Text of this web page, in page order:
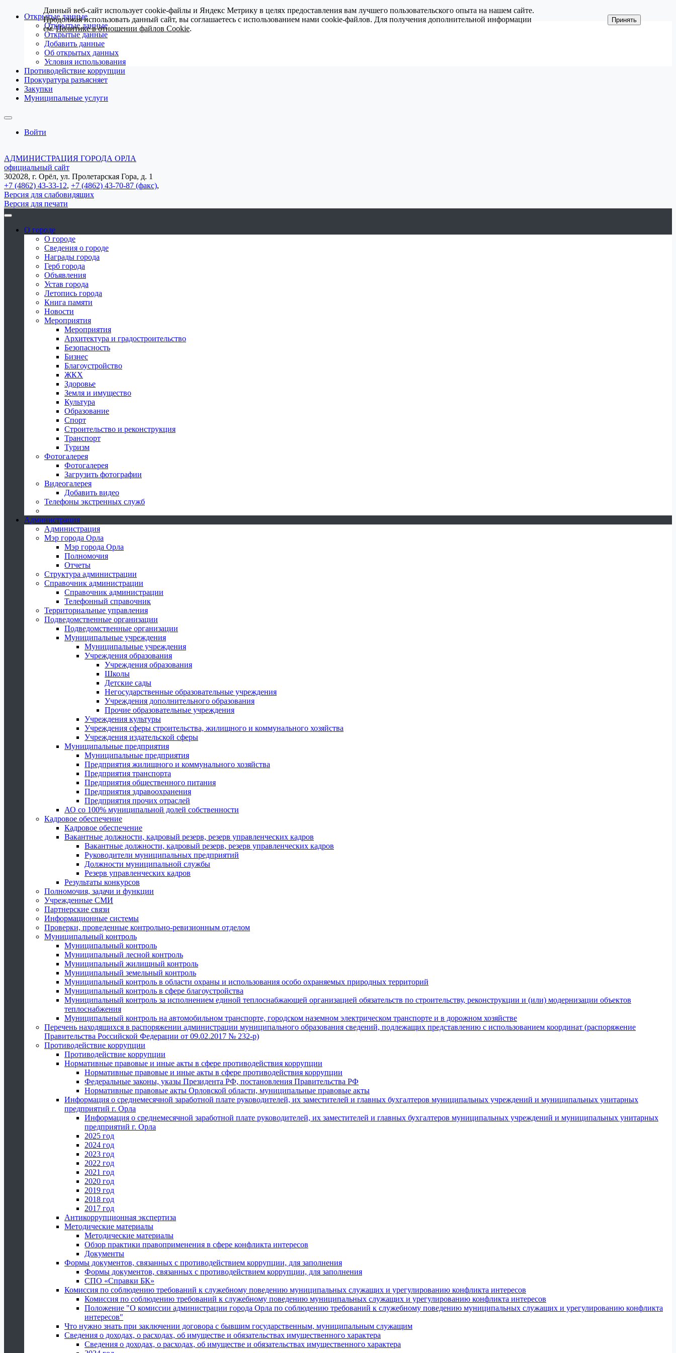
Открытые данные
Открытые данные
Открытые данные
Добавить данные
Об открытых данных
Условия использования
Противодействие коррупции
Прокуратура разъясняет
Закупки
Муниципальные услуги
Войти
АДМИНИСТРАЦИЯ ГОРОДА ОРЛА
официальный сайт
302028, г. Орёл, ул. Пролетарская Гора, д. 1
+7 (4862) 43-33-12, +7 (4862) 43-70-87 (факс),
Версия для слабовидящих
Версия для печати
О городе
О городе
Сведения о городе
Награды города
Герб города
Объявления
Устав города
Летопись города
Книга памяти
Новости
Мероприятия
Мероприятия
Архитектура и градостроительство
Безопасность
Бизнес
Благоустройство
ЖКХ
Здоровье
Земля и имущество
Культура
Образование
Спорт
Строительство и реконструкция
Транспорт
Туризм
Фотогалерея
Фотогалерея
Загрузить фотографии
Видеогалерея
Добавить видео
Телефоны экстренных служб
Администрация
Администрация
Мэр города Орла
Мэр города Орла
Полномочия
Отчеты
Структура администрации
Справочник администрации
Справочник администрации
Телефонный справочник
Территориальные управления
Подведомственные организации
Подведомственные организации
Муниципальные учреждения
Муниципальные учреждения
Учреждения образования
Учреждения образования
Школы
Детские сады
Негосударственные образовательные учреждения
Учреждения дополнительного образования
Прочие образовательные учреждения
Учреждения культуры
Учреждения сферы строительства, жилищного и коммунального хозяйства
Учреждения издательской сферы
Муниципальные предприятия
Муниципальные предприятия
Предприятия жилищного и коммунального хозяйства
Предприятия транспорта
Предприятия общественного питания
Предприятия здравоохранения
Предприятия прочих отраслей
АО со 100% муниципальной долей собственности
Кадровое обеспечение
Кадровое обеспечение
Вакантные должности, кадровый резерв, резерв управленческих кадров
Вакантные должности, кадровый резерв, резерв управленческих кадров
Руководители муниципальных предприятий
Должности муниципальной службы
Резерв управленческих кадров
Результаты конкурсов
Полномочия, задачи и функции
Учрежденные СМИ
Партнерские связи
Информационные системы
Проверки, проведенные контрольно-ревизионным отделом
Муниципальный контроль
Муниципальный контроль
Муниципальный лесной контроль
Муниципальный жилищный контроль
Муниципальный земельный контроль
Муниципальный контроль в области охраны и использования особо охраняемых природных территорий
Муниципальный контроль в сфере благоустройства
Муниципальный контроль за исполнением единой теплоснабжающей организацией обязательств по строительству, реконструкции и (или) модернизации объектов
теплоснабжения
Муниципальный контроль на автомобильном транспорте, городском наземном электрическом транспорте и в дорожном хозяйстве
Перечень находящихся в распоряжении администрации муниципального образования сведений, подлежащих представлению с использованием координат (распоряжение
Правительства Российской Федерации от 09.02.2017 № 232-р)
Противодействие коррупции
Противодействие коррупции
Нормативные правовые и иные акты в сфере противодействия коррупции
Нормативные правовые и иные акты в сфере противодействия коррупции
Федеральные законы, указы Президента РФ, постановления Правительства РФ
Нормативные правовые акты Орловской области, муниципальные правовые акты
Информация о среднемесячной заработной плате руководителей, их заместителей и главных бухгалтеров муниципальных учреждений и муниципальных унитарных
предприятий г. Орла
Информация о среднемесячной заработной плате руководителей, их заместителей и главных бухгалтеров муниципальных учреждений и муниципальных унитарных
предприятий г. Орла
2025 год
2024 год
2023 год
2022 год
2021 год
2020 год
2019 год
2018 год
2017 год
Антикоррупционная экспертиза
Методические материалы
Методические материалы
Обзор практики правоприменения в сфере конфликта интересов
Документы
Формы документов, связанных с противодействием коррупции, для заполнения
Формы документов, связанных с противодействием коррупции, для заполнения
СПО «Справки БК»
Комиссия по соблюдению требований к служебному поведению муниципальных служащих и урегулированию конфликта интересов
Комиссия по соблюдению требований к служебному поведению муниципальных служащих и урегулированию конфликта интересов
Положение "О комиссии администрации города Орла по соблюдению требований к служебному поведению муниципальных служащих и урегулированию конфликта
интересов"
Что нужно знать при заключении договора с бывшим государственным, муниципальным служащим
Сведения о доходах, о расходах, об имуществе и обязательствах имущественного характера
Сведения о доходах, о расходах, об имуществе и обязательствах имущественного характера
Данный веб-сайт использует cookie-файлы и Яндекс Метрику в целях предоставления вам лучшего пользовательского опыта на нашем сайте.
Продолжая использовать данный сайт, вы соглашаетесь с использованием нами cookie-файлов. Для получения дополнительной информации
см.Политике в отношении файлов Cookie.
Принять